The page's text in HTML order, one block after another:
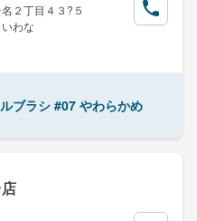
２丁目４３?５
わな
ブラシ #07 やわらかめ